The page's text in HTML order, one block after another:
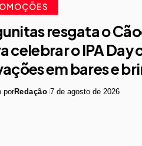
resgata o
celebrar o IPA Day
em bares e
porRedação 7 de agosto de 2026